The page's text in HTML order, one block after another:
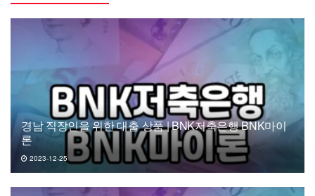
경남 직장인을 위한 대출 상품 | BNK저축은행 BNK마이
론
2023-12-25